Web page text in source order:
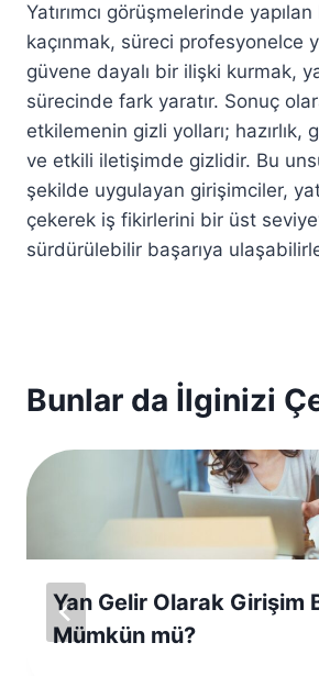
Yatırımcı görüşmelerinde
kaçınmak, süreci profesyonelce
güvene dayalı bir ilişki kurmak,
sürecinde fark yaratır. Sonuç
etkilemenin gizli yolları; hazırlık,
ve etkili iletişimde gizlidir. Bu
şekilde uygulayan girişimciler,
çekerek iş fikirlerini bir üst
sürdürülebilir başarıya
Bunlar da İlginizi
Yan Gelir Olarak Girişim
Mümkün mü?